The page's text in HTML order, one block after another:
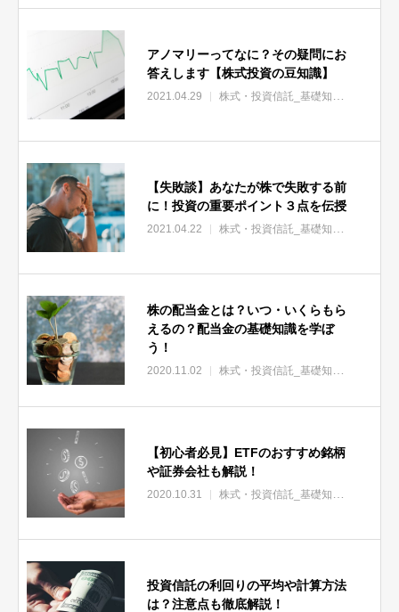
アノマリーってなに？その疑問にお
答えします【株式投資の豆知識】
2021.04.29 株式・投資信託_基礎知識
【失敗談】あなたが株で失敗する前
に！投資の重要ポイント３点を伝授
2021.04.22 株式・投資信託_基礎知識
株の配当金とは？いつ・いくらもら
えるの？配当金の基礎知識を学ぼ
う！
2020.11.02 株式・投資信託_基礎知識
【初心者必見】ETFのおすすめ銘柄
や証券会社も解説！
2020.10.31 株式・投資信託_基礎知識
投資信託の利回りの平均や計算方法
は？注意点も徹底解説！